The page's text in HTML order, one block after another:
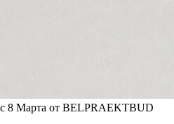
8 Марта от BELPRAEKTBUD